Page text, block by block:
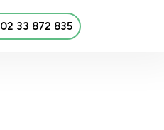
02 33 872 835